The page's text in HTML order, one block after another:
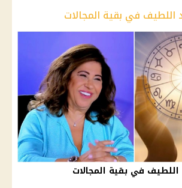
اللطيف في بقية المجالات
في بقية المجالات